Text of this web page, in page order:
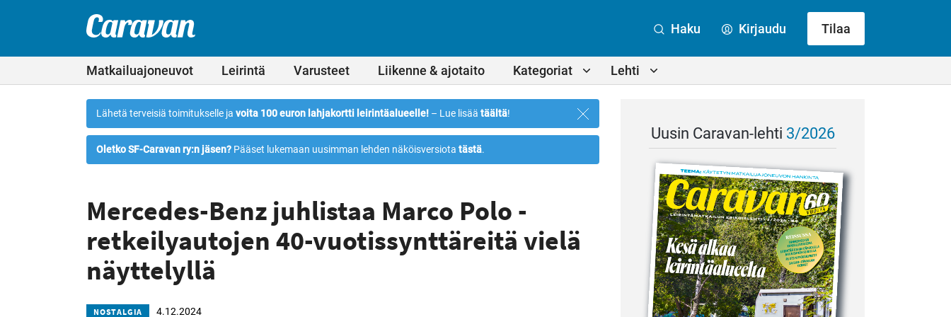
Caravan-
lehti
erikoislehti
Matkailuajoneuvot Leirintä Varusteet Liikenne & ajotaito Kategoriat Lehti
Haku Kirjaudu Tilaa
Lähetä terveisiä toimitukselle ja voita 100 euron lahjakortti leirintäalueelle! – Lue lisää täältä!
Sulje
ilmoitus
Oletko SF-Caravan ry:n jäsen? Pääset lukemaan uusimman lehden näköisversiota tästä.
Mercedes-Benz juhlistaa Marco Polo -
retkeilyautojen 40-vuotissynttäreitä vielä
näyttelyllä
NOSTALGIA 4.12.2024
Uusin Caravan-lehti 3/2026